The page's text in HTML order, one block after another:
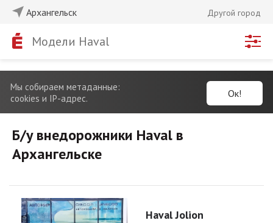
Архангельск Другой город
Модели Haval
Мы собираем метаданные:
cookies и IP-адрес.
Ок!
Б/у внедорожники Haval в
Архангельске
Haval Jolion